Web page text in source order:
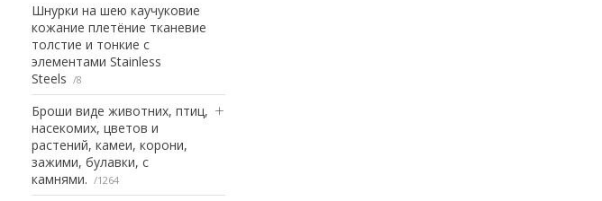
Шнурки на шею каучуковие
кожание плетёние тканевие
толстие и тонкие с
элементами Stainless
Steels
8
Броши виде животних, птиц,
насекомих, цветов и
растений, камеи, корони,
зажими, булавки, с
камнями.
1264